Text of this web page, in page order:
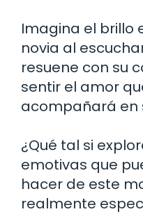
Imagina el brillo
novia al
resuene con su
sentir el amor
acompañará en
¿Qué tal si
emotivas que
hacer de este
realmente